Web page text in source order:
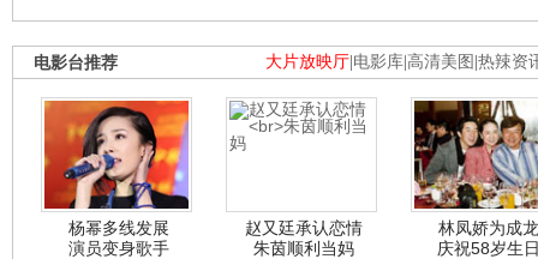
大片放映厅 电影库 高清美图 热辣资
电影台推荐
杨幂多线发展
演员变身歌手
赵又廷承认恋情
朱茵顺利当妈
林凤娇为成龙
庆祝58岁生